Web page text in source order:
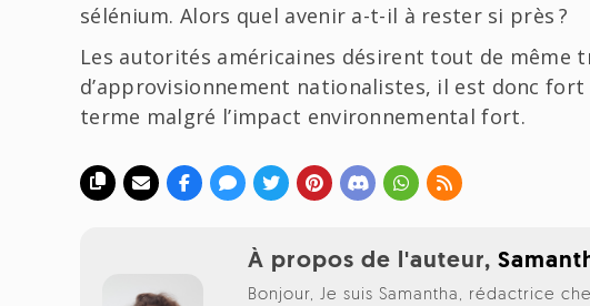
sélénium. Alors quel avenir a-t-il à rester si près ?
Les autorités américaines désirent tout de même
d’approvisionnement nationalistes, il est donc
terme malgré l’impact environnemental fort.
À propos de l'auteur,
Bonjour, Je suis Samantha, rédactrice